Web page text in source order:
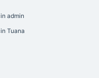
admin
Tuana